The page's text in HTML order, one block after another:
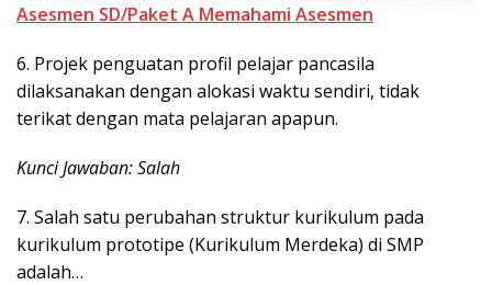
Asesmen SD/Paket A Memahami Asesmen
6. Projek penguatan profil pelajar pancasila
dilaksanakan dengan alokasi waktu sendiri, tidak
terikat dengan mata pelajaran apapun.
Kunci Jawaban: Salah
7. Salah satu perubahan struktur kurikulum pada
kurikulum prototipe (Kurikulum Merdeka) di SMP
adalah…